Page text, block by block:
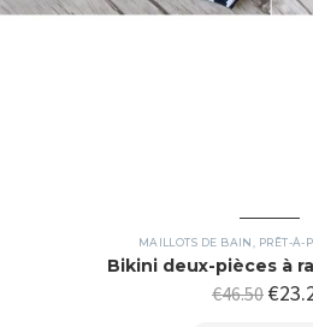
MAILLOTS DE BAIN PRÊT-À-
Bikini deux-pièces à
€46.50 €